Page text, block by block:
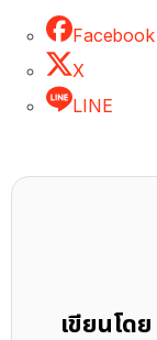
Facebook
X
LINE
เขียนโดย